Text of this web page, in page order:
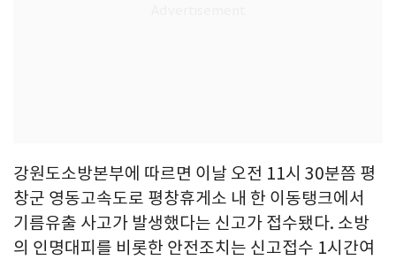
강원도소방본부에 따르면 이날 오전 11시 30분쯤 평
창군 영동고속도로 평창휴게소 내 한 이동탱크에서
기름유출 사고가 발생했다는 신고가 접수됐다. 소방
의 인명대피를 비롯한 안전조치는 신고접수 1시간여